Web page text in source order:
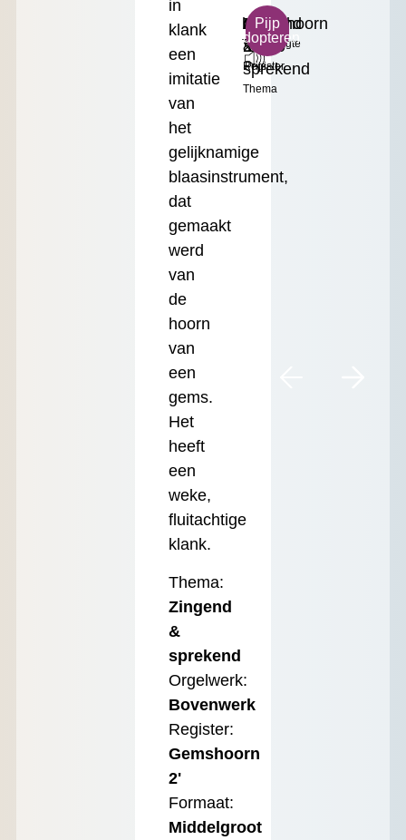
in
klank
een
imitatie
van
het
gelijknamige
blaasinstrument,
dat
gemaakt
werd
van
de
hoorn
van
een
gems.
Het
heeft
een
weke,
fluitachtige
klank.
Thema:
Zingend
&
sprekend
Orgelwerk:
Bovenwerk
Register:
Gemshoorn
2'
Formaat:
Middelgroot
b²
Toonhoogte
Zingend
&
sprekend
Thema
Gemshoorn
2'
Register
Klein
Formaat
€
17.50
Prijs
Pijp
adopteren